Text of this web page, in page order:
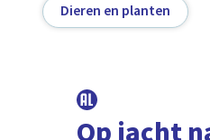
Dieren en planten